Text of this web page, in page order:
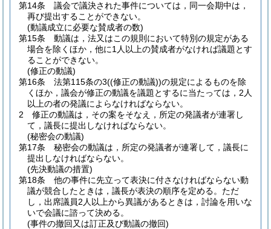
第14条
議会で議決された事件については，同一会期中は，
再び提出することができない。
(動議成立に必要な賛成者の数)
第15条
動議は，法又はこの規則において特別の規定がある
場合を除くほか，他に1人以上の賛成者がなければ議題とす
ることができない。
(修正の動議)
第16条
法第115条の3((修正の動議))の規定によるものを除
くほか，議会が修正の動議を議題とするに当たっては，2人
以上の者の発議によらなければならない。
2
修正の動議は，その案をそなえ，所定の発議者が連署し
て，議長に提出しなければならない。
(秘密会の動議)
第17条
秘密会の動議は，所定の発議者が連署して，議長に
提出しなければならない。
(先決動議の措置)
第18条
他の事件に先立って表決に付さなければならない動
議が競合したときは，議長が表決の順序を定める。 ただ
し，出席議員2人以上から異議があるときは，討論を用いな
いで会議に諮って決める。
(事件の撤回又は訂正及び動議の撤回)